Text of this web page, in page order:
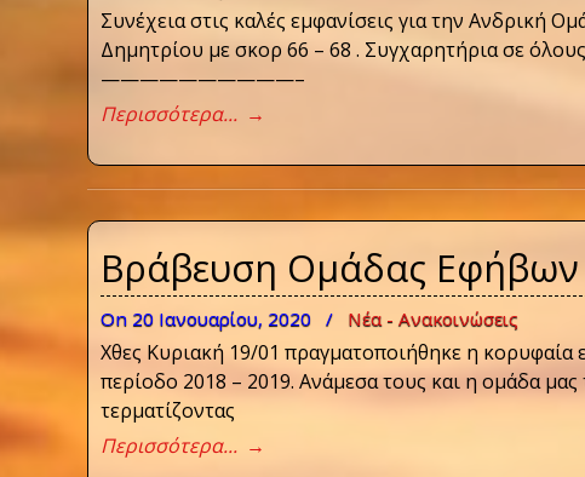
Συνέχεια στις καλές εμφανίσεις για την Ανδρική
Δημητρίου με σκορ 66 – 68 . Συγχαρητήρια σε
——————————–
Περισσότερα... →
Βράβευση Ομάδας Εφήβων
On 20 Ιανουαρίου, 2020 / Νέα - Ανακοινώσεις
Χθες Κυριακή 19/01 πραγματοποιήθηκε η κορυφαία
περίοδο 2018 – 2019. Ανάμεσα τους και η ομάδα
τερματίζοντας
Περισσότερα... →